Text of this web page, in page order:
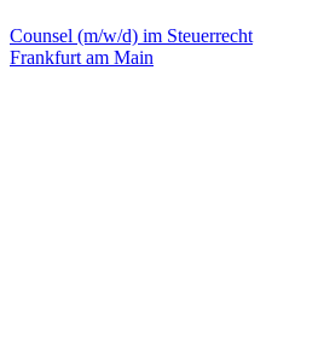
Counsel (m/w/d) im Steuerrecht
Frankfurt am Main